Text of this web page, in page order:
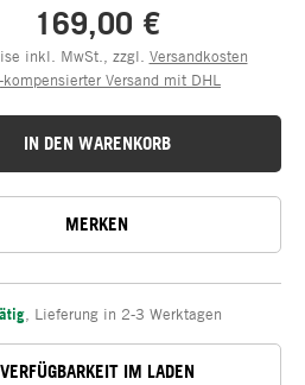
169,00 €
inkl. MwSt., zzgl. Versandkosten
kompensierter Versand mit DHL
IN DEN WARENKORB
MERKEN
, Lieferung in 2-3 Werktagen
VERFÜGBARKEIT IM LADEN